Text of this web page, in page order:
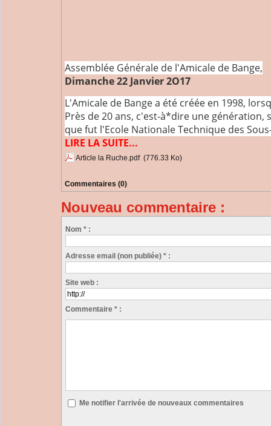
Assemblée Générale de l'Amicale de Bange,
Dimanche 22 Janvier 2O17
L'Amicale de Bange a été créée en 1998,
Près de 20 ans, c'est-à*dire une
que fut l'Ecole Nationale Technique des
LIRE LA SUITE...
Article la Ruche.pdf (776.33 Ko)
Commentaires (0)
Nouveau commentaire :
Nom * :
Adresse email (non publiée) * :
Site web :
Commentaire * :
Me notifier l'arrivée de nouveaux commentaires